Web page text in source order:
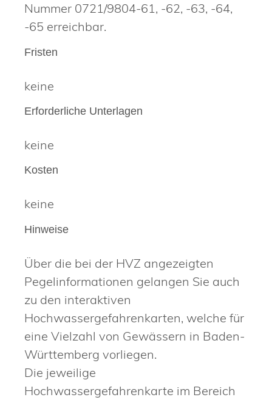
Nummer 0721/9804-61, -62, -63, -64,
-65 erreichbar.
Fristen
keine
Erforderliche Unterlagen
keine
Kosten
keine
Hinweise
Über die bei der HVZ angezeigten
Pegelinformationen gelangen Sie auch
zu den interaktiven
Hochwassergefahrenkarten, welche für
eine Vielzahl von Gewässern in Baden-
Württemberg vorliegen.
Die jeweilige
Hochwassergefahrenkarte im Bereich